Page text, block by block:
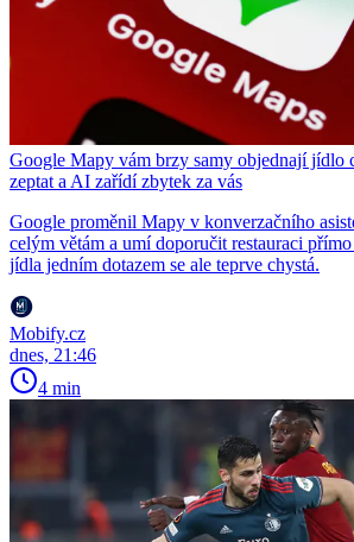
Google Mapy vám brzy samy objednají jídlo
zeptat a AI zařídí zbytek za vás
Google proměnil Mapy v konverzačního
celým větám a umí doporučit restauraci
jídla jedním dotazem se ale teprve chystá.
Mobify.cz
dnes, 21:46
4 min